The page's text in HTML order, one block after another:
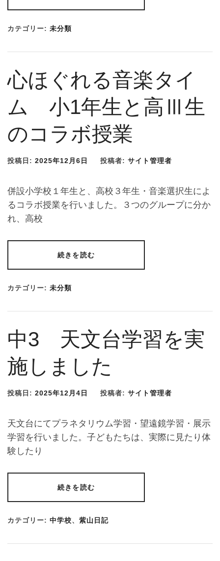
カテゴリー: 未分類
心ほぐれる音楽タイ
ム 小1年生と高Ⅲ生
のコラボ授業
投稿日: 2025年12月6日 投稿者: サイト管理者
併設小学校１年生と、高校３年生・音楽選択生によ
るコラボ授業を行いました。３つのグループに分か
れ、高校
続きを読む
カテゴリー: 未分類
中3 天文台学習を実
施しました
投稿日: 2025年12月4日 投稿者: サイト管理者
天文台にてプラネタリウム学習・望遠鏡学習・展示
学習を行いました。子どもたちは、実際に見たり体
験したり
続きを読む
カテゴリー: 中学校、 紫山日記